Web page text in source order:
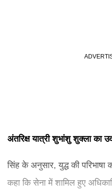
अंतरिक्ष यात्री शुभांशु शुक्ला का
सिंह के अनुसार, युद्ध की
कहा कि सेना में शामिल हुए